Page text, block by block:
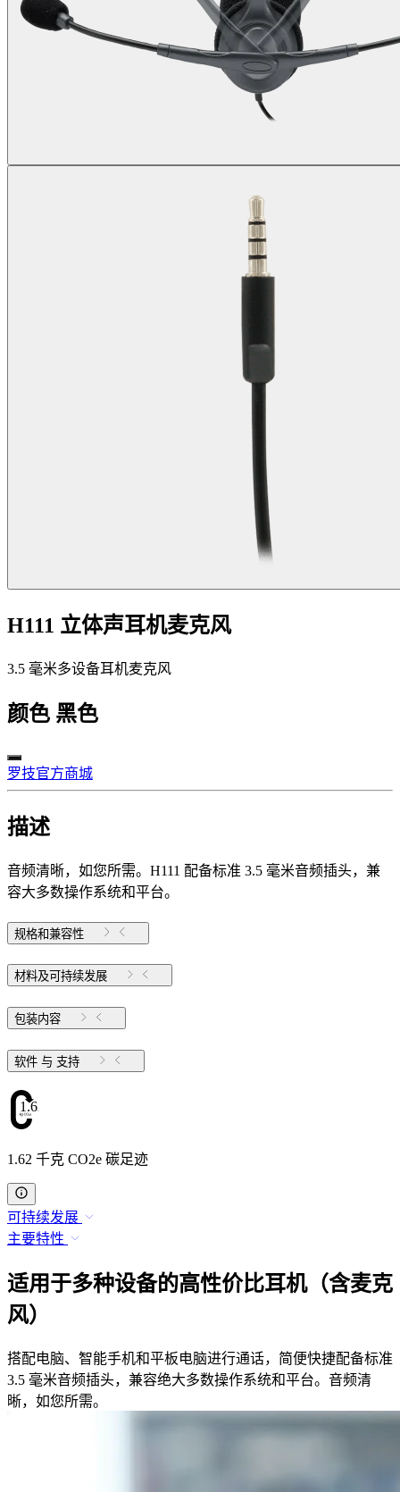
H111 立体声耳机麦克风
3.5 毫米多设备耳机麦克风
颜色 黑色
罗技官方商城
描述
音频清晰，如您所需。H111 配备标准 3.5 毫米音频插头，兼
容大多数操作系统和平台。
规格和兼容性
材料及可持续发展
包装内容
软件 与 支持
1.62
1.62 千克 CO2e 碳足迹
可持续发展
主要特性
适用于多种设备的高性价比耳机（含麦克
风）
搭配电脑、智能手机和平板电脑进行通话，简便快捷配备标准
3.5 毫米音频插头，兼容绝大多数操作系统和平台。音频清
晰，如您所需。